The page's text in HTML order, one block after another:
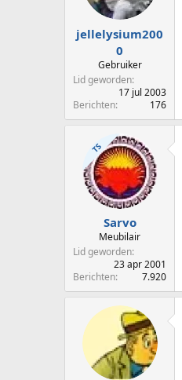
jellelysium200
0
Gebruiker
Lid geworden
17 jul 2003
Berichten
176
TS
Sarvo
Meubilair
Lid geworden
23 apr 2001
Berichten
7.920